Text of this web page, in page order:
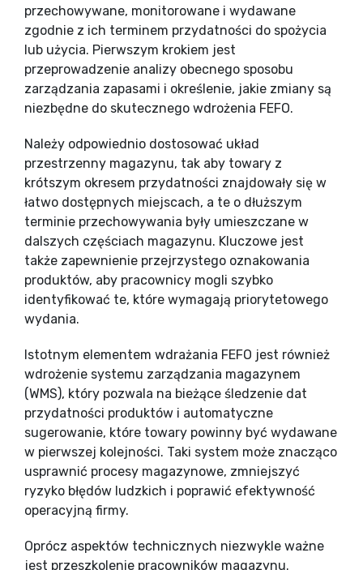
przechowywane, monitorowane i wydawane
zgodnie z ich terminem przydatności do spożycia
lub użycia. Pierwszym krokiem jest
przeprowadzenie analizy obecnego sposobu
zarządzania zapasami i określenie, jakie zmiany są
niezbędne do skutecznego wdrożenia FEFO.
Należy odpowiednio dostosować układ
przestrzenny magazynu, tak aby towary z
krótszym okresem przydatności znajdowały się w
łatwo dostępnych miejscach, a te o dłuższym
terminie przechowywania były umieszczane w
dalszych częściach magazynu. Kluczowe jest
także zapewnienie przejrzystego oznakowania
produktów, aby pracownicy mogli szybko
identyfikować te, które wymagają priorytetowego
wydania.
Istotnym elementem wdrażania FEFO jest również
wdrożenie systemu zarządzania magazynem
(WMS), który pozwala na bieżące śledzenie dat
przydatności produktów i automatyczne
sugerowanie, które towary powinny być wydawane
w pierwszej kolejności. Taki system może znacząco
usprawnić procesy magazynowe, zmniejszyć
ryzyko błędów ludzkich i poprawić efektywność
operacyjną firmy.
Oprócz aspektów technicznych niezwykle ważne
jest przeszkolenie pracowników magazynu.